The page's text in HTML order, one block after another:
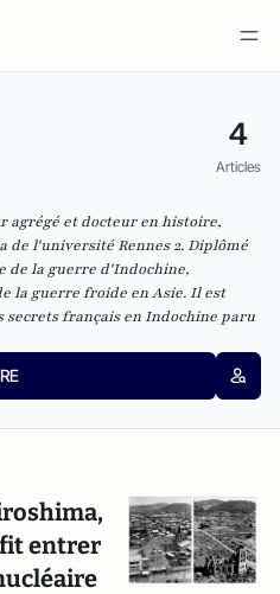
4
Articles
agrégé et docteur en histoire,
de l'université Rennes 2. Diplômé
de la guerre d'Indochine,
la guerre froide en Asie. Il est
français en Indochine paru
entrer